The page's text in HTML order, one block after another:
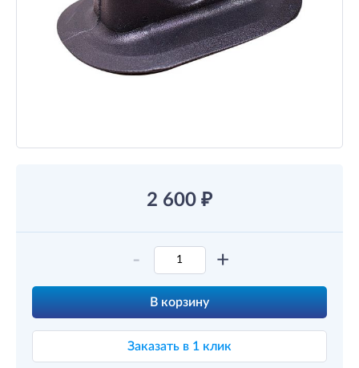
2 600 ₽
- +
В корзину
Заказать в 1 клик